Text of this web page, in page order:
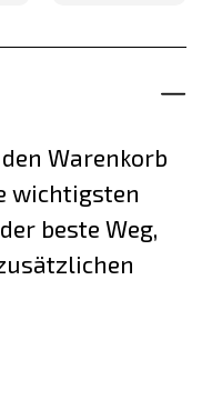
Warenkorb
wichtigsten
beste Weg,